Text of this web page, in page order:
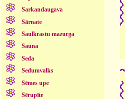
Sarkandaugava
Sārnate
Saulkrastu mazurga
Sauna
Seda
Sedumvalks
Sēmes upe
Sērupīte